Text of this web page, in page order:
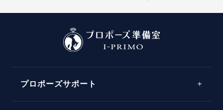
プロポーズサポート